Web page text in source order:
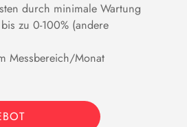
durch minimale Wartung
zu 0-100% (andere
Messbereich/Monat